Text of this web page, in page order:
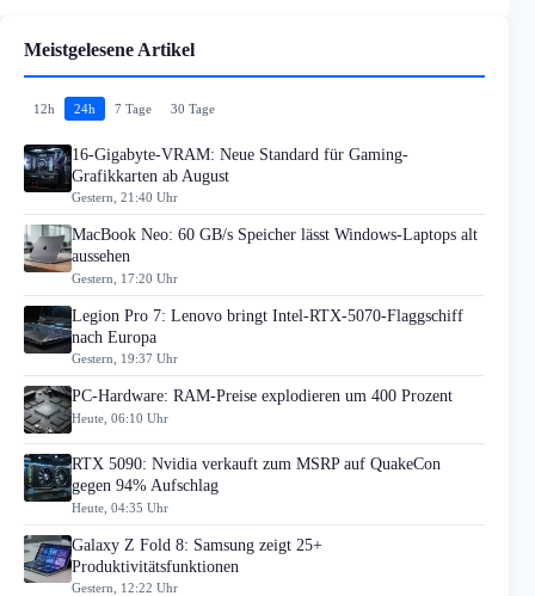
Meistgelesene Artikel
12h 24h 7 Tage 30 Tage
16-Gigabyte-VRAM: Neue Standard für Gaming-
Grafikkarten ab August
Gestern, 21:40 Uhr
MacBook Neo: 60 GB/s Speicher lässt Windows-Laptops alt
aussehen
Gestern, 17:20 Uhr
Legion Pro 7: Lenovo bringt Intel-RTX-5070-Flaggschiff
nach Europa
Gestern, 19:37 Uhr
PC-Hardware: RAM-Preise explodieren um 400 Prozent
Heute, 06:10 Uhr
RTX 5090: Nvidia verkauft zum MSRP auf QuakeCon
gegen 94% Aufschlag
Heute, 04:35 Uhr
Galaxy Z Fold 8: Samsung zeigt 25+
Produktivitätsfunktionen
Gestern, 12:22 Uhr